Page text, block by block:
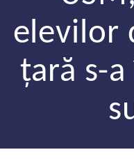
elevilor
țară s-